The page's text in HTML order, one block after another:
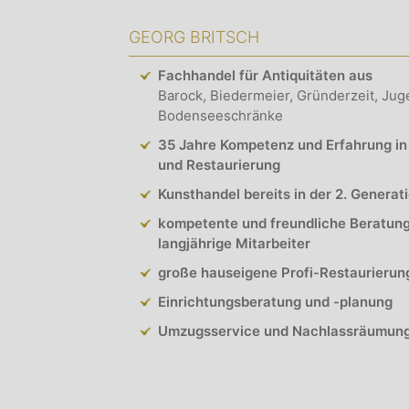
GEORG BRITSCH
Fachhandel für Antiquitäten aus
Barock, Biedermeier, Gründerzeit,
Bodenseeschränke
35 Jahre Kompetenz und Erfahrung
und Restaurierung
Kunsthandel bereits in der 2.
kompetente und freundliche
langjährige Mitarbeiter
große hauseigene Profi-
Einrichtungsberatung und -planung
Umzugsservice und